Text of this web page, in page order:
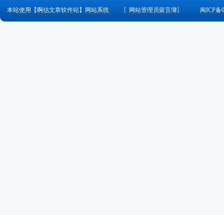
本站使用【啊估文章软件站】网站系统
〖 网站管理员留言簿〗 闽ICP备